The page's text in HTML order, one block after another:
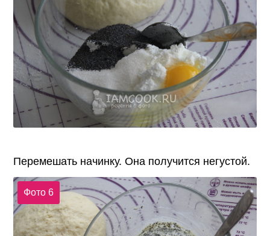
Перемешать начинку. Она получится негустой.
Фото 6